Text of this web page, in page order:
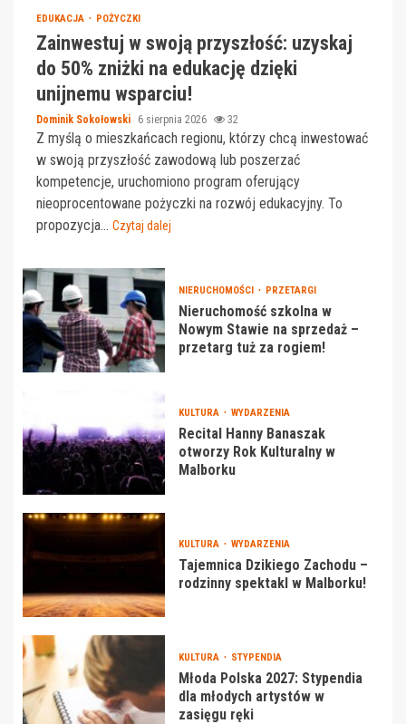
EDUKACJA POŻYCZKI
Zainwestuj w swoją przyszłość: uzyskaj
do 50% zniżki na edukację dzięki
unijnemu wsparciu!
Dominik Sokołowski 6 sierpnia 2026 32
Z myślą o mieszkańcach regionu, którzy chcą inwestować
w swoją przyszłość zawodową lub poszerzać
kompetencje, uruchomiono program oferujący
nieoprocentowane pożyczki na rozwój edukacyjny. To
propozycja... Czytaj dalej
NIERUCHOMOŚCI PRZETARGI
Nieruchomość szkolna w
Nowym Stawie na sprzedaż –
przetarg tuż za rogiem!
KULTURA WYDARZENIA
Recital Hanny Banaszak
otworzy Rok Kulturalny w
Malborku
KULTURA WYDARZENIA
Tajemnica Dzikiego Zachodu –
rodzinny spektakl w Malborku!
KULTURA STYPENDIA
Młoda Polska 2027: Stypendia
dla młodych artystów w
zasięgu ręki